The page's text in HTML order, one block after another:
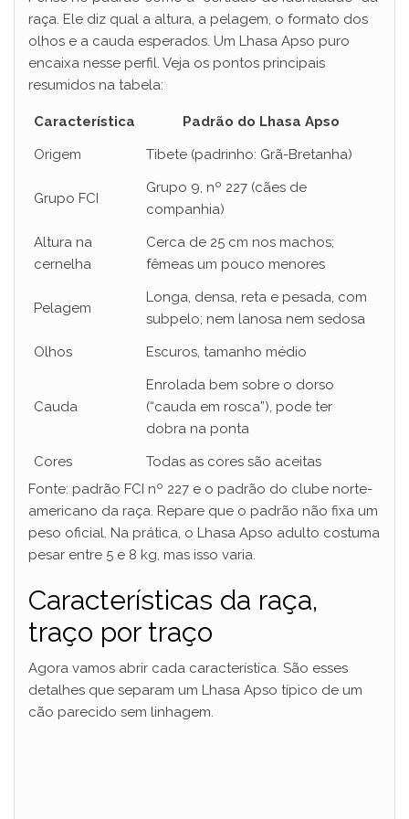
V
i
d
e
o
raça. Ele diz qual a altura, a pelagem, o formato dos
olhos e a cauda esperados. Um Lhasa Apso puro
encaixa nesse perfil. Veja os pontos principais
resumidos na tabela:
Característica
Padrão do Lhasa Apso
Origem
Tibete (padrinho: Grã-Bretanha)
Grupo FCI
Grupo 9, nº 227 (cães de
companhia)
Altura na
cernelha
Cerca de 25 cm nos machos;
fêmeas um pouco menores
Pelagem
Longa, densa, reta e pesada, com
subpelo; nem lanosa nem sedosa
Olhos
Escuros, tamanho médio
Cauda
Enrolada bem sobre o dorso
(“cauda em rosca”), pode ter
dobra na ponta
Cores
Todas as cores são aceitas
Fonte: padrão FCI nº 227 e o padrão do clube norte-
americano da raça. Repare que o padrão não fixa um
peso oficial. Na prática, o Lhasa Apso adulto costuma
pesar entre 5 e 8 kg, mas isso varia.
Características da raça,
traço por traço
Agora vamos abrir cada característica. São esses
detalhes que separam um Lhasa Apso típico de um
cão parecido sem linhagem.